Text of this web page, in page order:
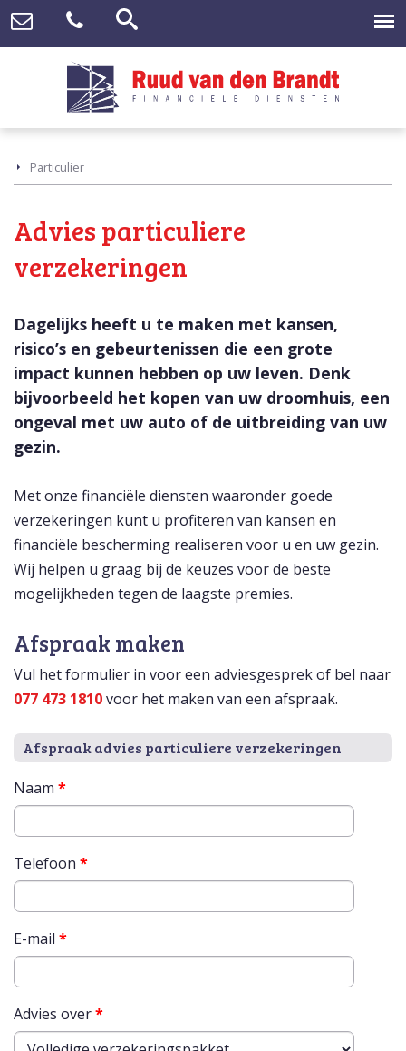
Particulier
Advies particuliere
verzekeringen
Dagelijks heeft u te maken met kansen,
risico’s en gebeurtenissen die een grote
impact kunnen hebben op uw leven. Denk
bijvoorbeeld het kopen van uw droomhuis, een
ongeval met uw auto of de uitbreiding van uw
gezin.
Met onze financiële diensten waaronder goede
verzekeringen kunt u profiteren van kansen en
financiële bescherming realiseren voor u en uw gezin.
Wij helpen u graag bij de keuzes voor de beste
mogelijkheden tegen de laagste premies.
Afspraak maken
Vul het formulier in voor een adviesgesprek of bel naar
077 473 1810voor het maken van een afspraak.
Afspraak advies particuliere verzekeringen
Naam *
Telefoon *
E-mail *
Advies over*